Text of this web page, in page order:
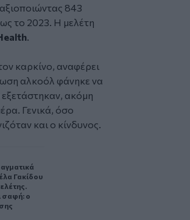
843
το 2023. Η μελέτη
.
καρκίνο, αναφέρει
αλκοόλ φάνηκε να
εξετάστηκαν, ακόμη
Γενικά, όσο
και ο κίνδυνος.
Γακίδου
σαφή: ο